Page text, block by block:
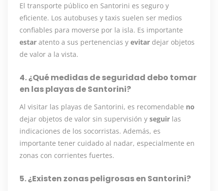
El transporte público en Santorini es seguro y
eficiente. Los autobuses y taxis suelen ser medios
confiables para moverse por la isla. Es importante
estar atento a sus pertenencias y evitar dejar objetos
de valor a la vista.
4. ¿Qué medidas de seguridad debo tomar
en las playas de Santorini?
Al visitar las playas de Santorini, es recomendable no
dejar objetos de valor sin supervisión y seguir las
indicaciones de los socorristas. Además, es
importante tener cuidado al nadar, especialmente en
zonas con corrientes fuertes.
5. ¿Existen zonas peligrosas en Santorini?